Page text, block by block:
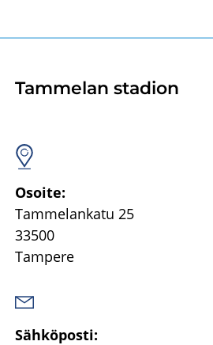
Tam­me­lan sta­dion
Osoi­te:
Tam­me­lan­ka­tu 25
33500
Tam­pe­re
Säh­kö­pos­ti: